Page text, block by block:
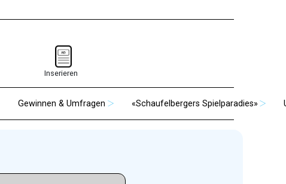
Inserieren
Gewinnen & Umfragen «Schaufelbergers Spielparadies»